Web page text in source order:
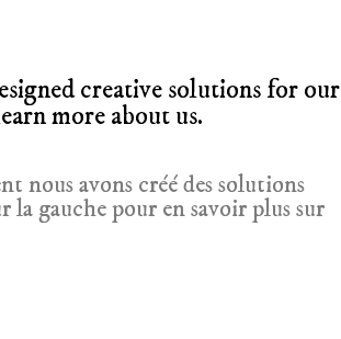
creative solutions for our
more about us.
nous avons créé des solutions
la gauche pour en savoir plus sur